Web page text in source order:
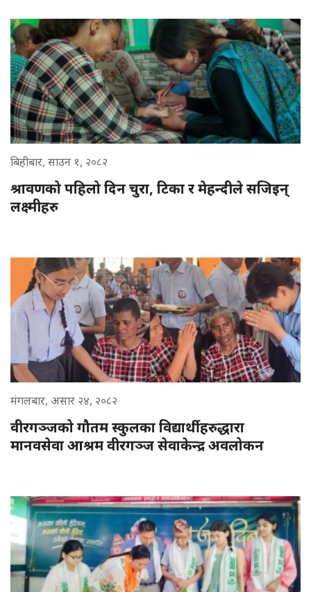
बिहीबार, साउन १, २०८२
श्रावणको पहिलो दिन चुरा, टिका र मेहन्दीले सजिइन्
लक्ष्मीहरु
मंगलबार, असार २४, २०८२
वीरगञ्जको गौतम स्कुलका विद्यार्थीहरुद्धारा
मानवसेवा आश्रम वीरगञ्ज सेवाकेन्द्र अवलोकन